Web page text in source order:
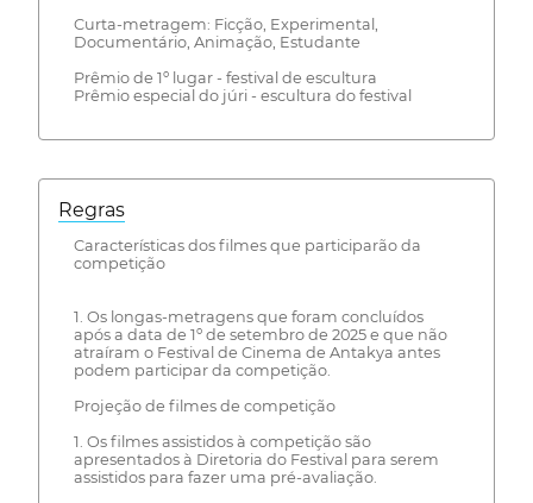
Curta-metragem: Ficção, Experimental,
Documentário, Animação, Estudante
Prêmio de 1º lugar - festival de escultura
Prêmio especial do júri - escultura do festival
Regras
Características dos filmes que participarão da
competição
1. Os longas-metragens que foram concluídos
após a data de 1º de setembro de 2025 e que não
atraíram o Festival de Cinema de Antakya antes
podem participar da competição.
Projeção de filmes de competição
1. Os filmes assistidos à competição são
apresentados à Diretoria do Festival para serem
assistidos para fazer uma pré-avaliação.